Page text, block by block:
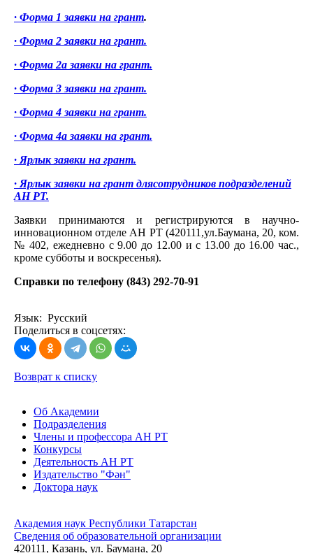
· Форма 1 заявки на грант.
· Форма 2 заявки на грант.
· Форма 2а заявки на грант.
· Форма 3 заявки на грант.
· Форма 4 заявки на грант.
· Форма 4а заявки на грант.
· Ярлык заявки на грант.
· Ярлык заявки на грант длясотрудников подразделений
АН РТ.
Заявки принимаются и регистрируются в научно-
инновационном отделе АН РТ (420111,ул.Баумана, 20, ком.
№ 402, ежедневно с 9.00 до 12.00 и с 13.00 до 16.00 час.,
кроме субботы и воскресенья).
Справки по телефону (843) 292-70-91
Язык: Русский
Поделиться в соцсетях:
Возврат к списку
Об Академии
Подразделения
Члены и профессора АН РТ
Конкурсы
Деятельность АН РТ
Издательство "Фән"
Доктора наук
Академия наук Республики Татарстан
Сведения об образовательной организации
420111, Казань, ул. Баумана, 20